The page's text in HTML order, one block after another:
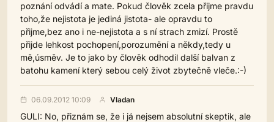
poznání odvádí a mate. Pokud člověk zcela přijme pravdu
toho,že nejistota je jediná jistota- ale opravdu to
přijme,bez ano i ne-nejistota a s ní strach zmizí. Prostě
přijde lehkost pochopení,porozumění a někdy,tedy u
mě,úsměv. Je to jako by člověk odhodil další balvan z
batohu kamení který sebou celý život zbytečně vleče.:-)
06.09.2012 10:09 Vladan
GULI: No, přiznám se, že i já nejsem absolutní skeptik, ale